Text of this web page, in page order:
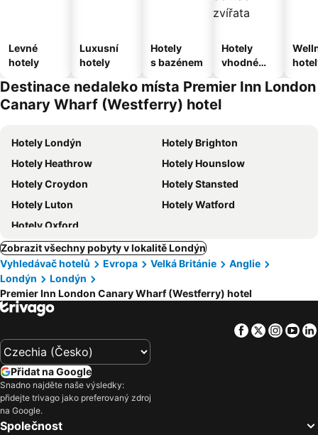
Levné
hotely
Luxusní
hotely
Hotely
s bazénem
Hotely
vhodné
domácí
Destinace nedaleko místa Premier Inn London
Canary Wharf (Westferry) hotel
Hotely Londýn
Hotely Brighton
Hotely Heathrow
Hotely Hounslow
Hotely Croydon
Hotely Stansted
Hotely Luton
Hotely Watford
Hotely Oxford
Zobrazit všechny pobyty v lokalitě Londýn
Vyhledávač hotelů
Evropa Velká Británie
Anglie
Londýn
Londýn
Premier Inn London Canary Wharf (Westferry) hotel
Facebook
Twitter
Přidat na Google
Snadno najděte naše výsledky:
přidejte trivago jako preferovaný zdroj
na Google.
Společnost